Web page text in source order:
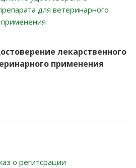
лекарственного
применения